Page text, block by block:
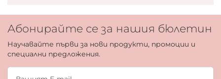
Абонирайте се за нашия бюлетин
Научавайте първи за нови продукти, промоции и
специални предложения.